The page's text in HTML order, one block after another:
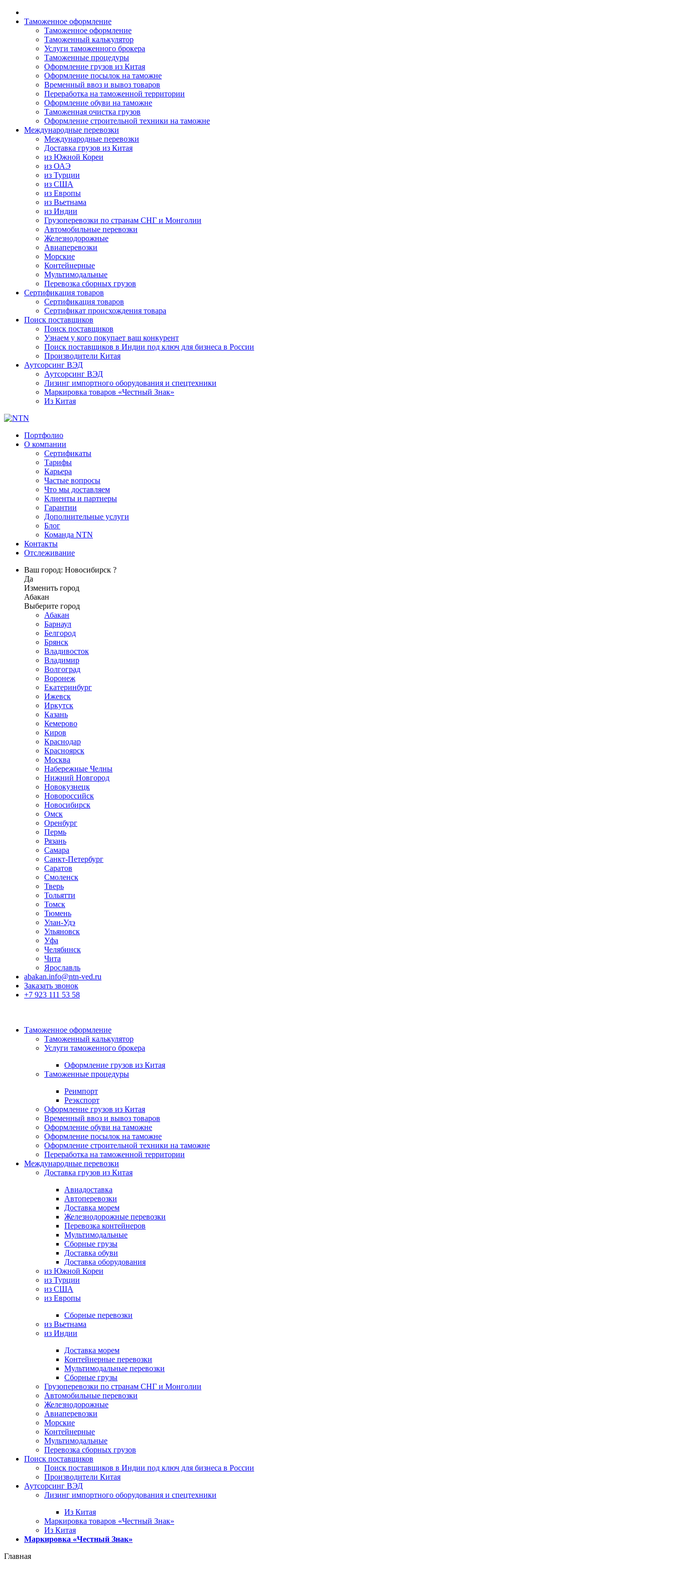
Таможенное оформление
Таможенное оформление
Таможенный калькулятор
Услуги таможенного брокера
Таможенные процедуры
Оформление грузов из Китая
Оформление посылок на таможне
Временный ввоз и вывоз товаров
Переработка на таможенной территории
Оформление обуви на таможне
Таможенная очистка грузов
Оформление строительной техники на таможне
Международные перевозки
Международные перевозки
Доставка грузов из Китая
из Южной Кореи
из ОАЭ
из Турции
из США
из Европы
из Вьетнама
из Индии
Грузоперевозки по странам СНГ и Монголии
Автомобильные перевозки
Железнодорожные
Авиаперевозки
Морские
Контейнерные
Мультимодальные
Перевозка сборных грузов
Сертификация товаров
Сертификация товаров
Сертификат происхождения товара
Поиск поставщиков
Поиск поставщиков
Узнаем у кого покупает ваш конкурент
Поиск поставщиков в Индии под ключ для бизнеса в России
Производители Китая
Аутсорсинг ВЭД
Аутсорсинг ВЭД
Лизинг импортного оборудования и спецтехники
Маркировка товаров «Честный Знак»
Из Китая
Портфолио
О компании
Сертификаты
Тарифы
Карьера
Частые вопросы
Что мы доставляем
Клиенты и партнеры
Гарантии
Дополнительные услуги
Блог
Команда NTN
Контакты
Отслеживание
Ваш город: Новосибирск ?
Да
Изменить город
Абакан
Выберите город
Абакан
Барнаул
Белгород
Брянск
Владивосток
Владимир
Волгоград
Воронеж
Екатеринбург
Ижевск
Иркутск
Казань
Кемерово
Киров
Краснодар
Красноярск
Москва
Набережные Челны
Нижний Новгород
Новокузнецк
Новороссийск
Новосибирск
Омск
Оренбург
Пермь
Рязань
Самара
Санкт-Петербург
Саратов
Смоленск
Тверь
Тольятти
Томск
Тюмень
Улан-Удэ
Ульяновск
Уфа
Челябинск
Чита
Ярославль
abakan.info@ntn-ved.ru
Заказать звонок
+7 923 111 53 58
Таможенное оформление
Таможенный калькулятор
Услуги таможенного брокера
Оформление грузов из Китая
Таможенные процедуры
Реимпорт
Реэкспорт
Оформление грузов из Китая
Временный ввоз и вывоз товаров
Оформление обуви на таможне
Оформление посылок на таможне
Оформление строительной техники на таможне
Переработка на таможенной территории
Международные перевозки
Доставка грузов из Китая
Авиадоставка
Автоперевозки
Доставка морем
Железнодорожные перевозки
Перевозка контейнеров
Мультимодальные
Сборные грузы
Доставка обуви
Доставка оборудования
из Южной Кореи
из Турции
из США
из Европы
Сборные перевозки
из Вьетнама
из Индии
Доставка морем
Контейнерные перевозки
Мультимодальные перевозки
Сборные грузы
Грузоперевозки по странам СНГ и Монголии
Автомобильные перевозки
Железнодорожные
Авиаперевозки
Морские
Контейнерные
Мультимодальные
Перевозка сборных грузов
Поиск поставщиков
Поиск поставщиков в Индии под ключ для бизнеса в России
Производители Китая
Аутсорсинг ВЭД
Лизинг импортного оборудования и спецтехники
Из Китая
Маркировка товаров «Честный Знак»
Из Китая
Маркировка «Честный Знак»
Главная